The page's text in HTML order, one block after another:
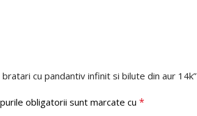
cu pandantiv infinit si bilute din aur 14k”
obligatorii sunt marcate cu *